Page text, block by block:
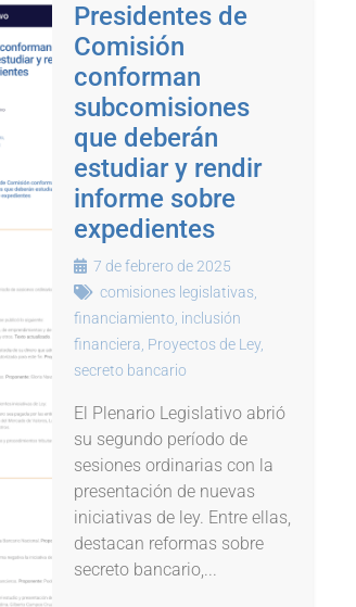
Presidentes de
Comisión
conforman
subcomisiones
que deberán
estudiar y rendir
informe sobre
expedientes
7 de febrero de 2025
comisiones legislativas
financiamiento inclusión
financiera Proyectos de Ley,
secreto bancario
El Plenario Legislativo abrió
su segundo período de
sesiones ordinarias con la
presentación de nuevas
iniciativas de ley. Entre ellas,
destacan reformas sobre
secreto bancario,...